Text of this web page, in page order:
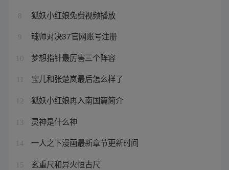
8 狐妖小红娘免费视频播放
9 魂师对决37官网账号注册
10 梦想指针最厉害三个阵容
宝儿和张楚岚最后怎么样了
12 狐妖小红娘再入南国篇简介
13 灵神是什么神
14 一人之下漫画最新章节更新时间
15 玄重尺和异火恒古尺